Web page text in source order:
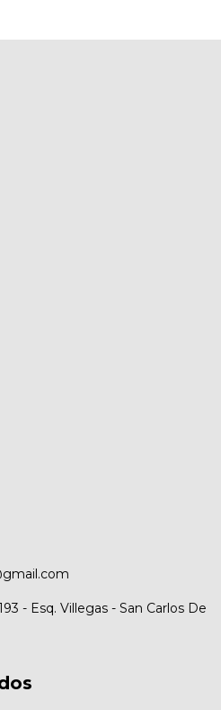
- Esq. Villegas - San Carlos De